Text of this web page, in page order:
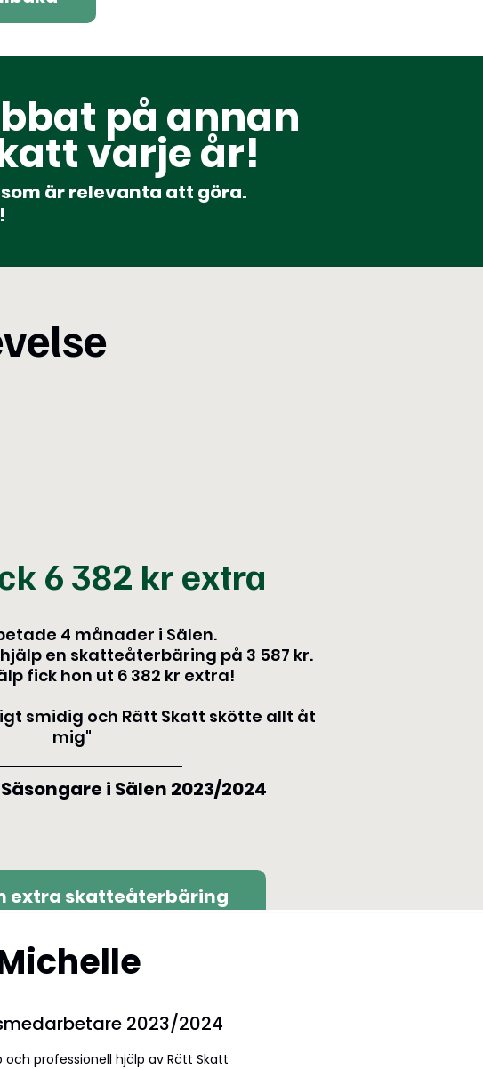
på annan
varje år!
är relevanta att göra.
6 382 kr extra
4 månader i Sälen.
en skatteåterbäring på 3 587 kr.
fick hon ut 6 382 kr extra!
smidig och Rätt Skatt skötte allt åt
mig"
i Sälen 2023/2024
extra skatteåterbäring
2023/2024
och professionell hjälp av Rätt Skatt